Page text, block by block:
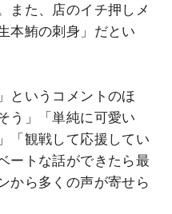
また、店のイチ押しメ
本鮪の刺身」だとい
というコメントのほ
う」「単純に可愛い
「観戦して応援してい
ートな話ができたら最
から多くの声が寄せら